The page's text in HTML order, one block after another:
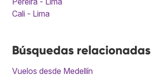
Cali - Lima
Búsquedas relacionadas
Vuelos desde Medellín